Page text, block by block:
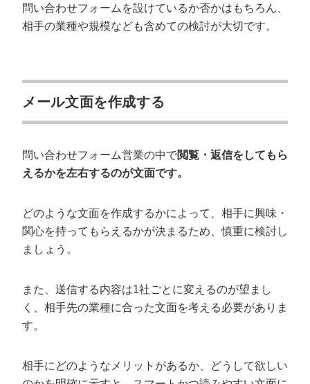
問い合わせフォームを設けているか否かはもちろん、
相手の業種や規模なども含めての検討が大切です。
メール文面を作成する
問い合わせフォーム営業の中で閲覧・返信をしてもら
えるかを左右するのが文面です。
どのような文面を作成するかによって、相手に興味・
関心を持ってもらえるかが決まるため、慎重に検討し
ましょう。
また、送信する内容は1社ごとに変えるのが望まし
く、相手先の業種に合った文面を考える必要がありま
す。
相手にどのようなメリットがあるか、どうして欲しい